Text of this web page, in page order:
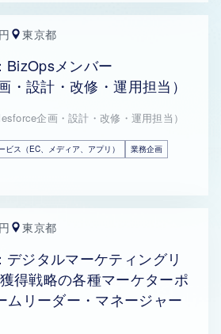
東京都
BizOpsメンバー
・設計・改修・運用担当）
企画・設計・改修・運用担当）
ビス（EC、メディア、アプリ）
業務企画
東京都
ジタルマーケティングリ
得戦略の各種マーケターポ
ムリーダー・マネージャー